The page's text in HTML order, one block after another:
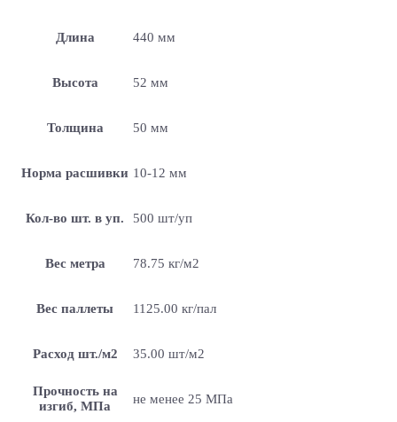
Длина 440 мм
Высота 52 мм
Толщина 50 мм
Норма расшивки 10-12 мм
Кол-во шт. в уп. 500 шт/уп
Вес метра 78.75 кг/м2
Вес паллеты 1125.00 кг/пал
Расход шт./м2 35.00 шт/м2
Прочность на
изгиб, МПа
не менее 25 МПа